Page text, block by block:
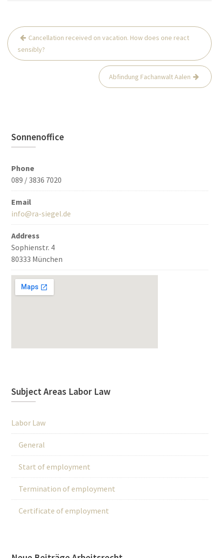
Post
navigation
Cancellation received on vacation. How does one react
sensibly?
Abfindung Fachanwalt Aalen
Sonnenoffice
Phone
089 / 3836 7020
Email
info@ra-siegel.de
Address
Sophienstr. 4
80333 München
Subject Areas Labor Law
Labor Law
General
Start of employment
Termination of employment
Certificate of employment